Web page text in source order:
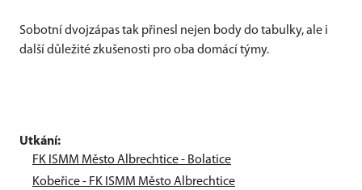
Sobotní dvojzápas tak přinesl nejen body do tabulky, ale i
další důležité zkušenosti pro oba domácí týmy.
Utkání:
FK ISMM Město Albrechtice - Bolatice
Kobeřice - FK ISMM Město Albrechtice